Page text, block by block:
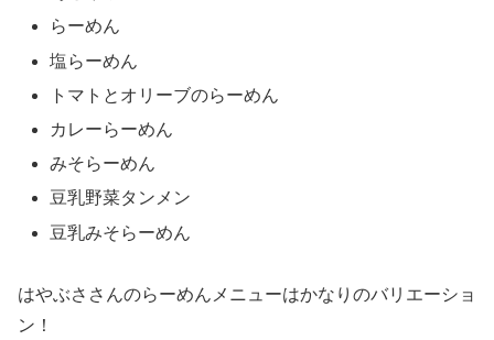
らーめん
塩らーめん
トマトとオリーブのらーめん
カレーらーめん
みそらーめん
豆乳野菜タンメン
豆乳みそらーめん
はやぶささんのらーめんメニューはかなりのバリエーショ
ン！